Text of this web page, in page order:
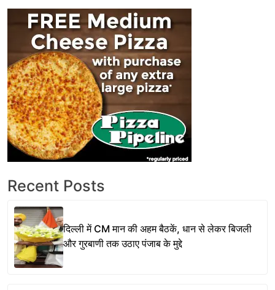
Recent Posts
दिल्ली में CM मान की अहम बैठकें, धान से लेकर बिजली
और गुरबाणी तक उठाए पंजाब के मुद्दे